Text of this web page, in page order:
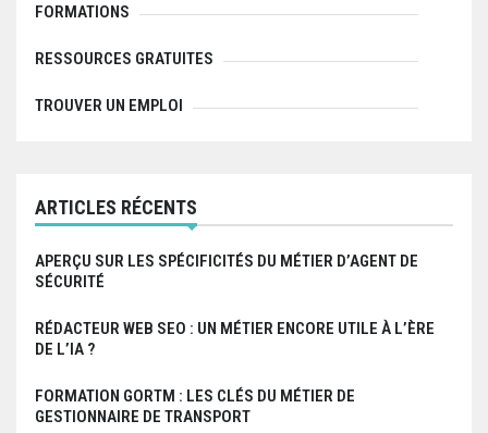
FORMATIONS
RESSOURCES GRATUITES
TROUVER UN EMPLOI
ARTICLES RÉCENTS
APERÇU SUR LES SPÉCIFICITÉS DU MÉTIER D’AGENT DE
SÉCURITÉ
RÉDACTEUR WEB SEO : UN MÉTIER ENCORE UTILE À L’ÈRE
DE L’IA ?
FORMATION GORTM : LES CLÉS DU MÉTIER DE
GESTIONNAIRE DE TRANSPORT